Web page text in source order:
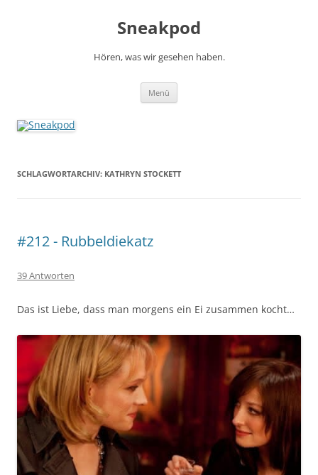
Sneakpod
Hören, was wir gesehen haben.
Menü
SCHLAGWORTARCHIV: KATHRYN STOCKETT
#212 - Rubbeldiekatz
39 Antworten
Das ist Liebe, dass man morgens ein Ei zusammen kocht…